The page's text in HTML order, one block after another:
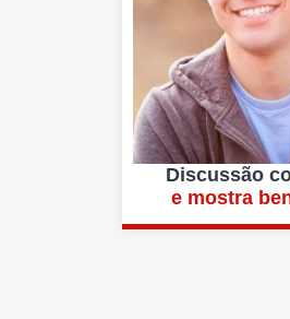
Discussão
e mostra